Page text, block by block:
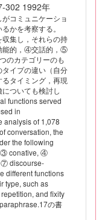
302 1992年
コミュニケーショ
かを考察する。
集し，それらの持
能的，④交話的，⑤
のカテゴリーのも
イプの違い（自分
タイミング，再現
ついても検討し
functions served
in
analysis of 1,078
conversation, the
the following
③ conative, ④
discourse-
different functions
type, such as
and fixity
の書